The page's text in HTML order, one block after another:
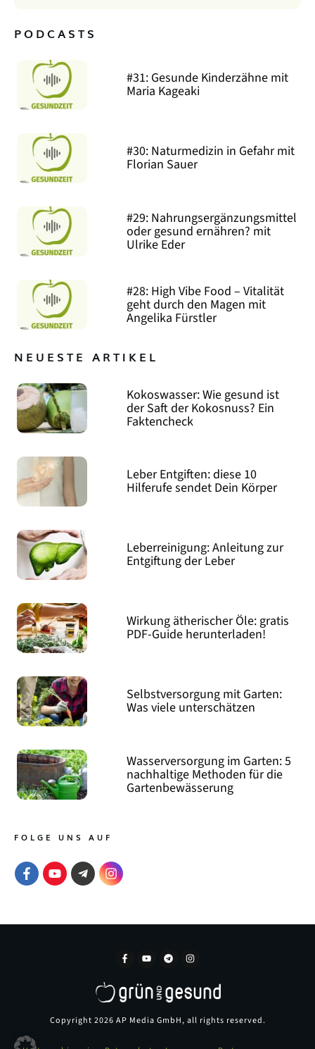
PODCASTS
#31: Gesunde Kinderzähne mit
Maria Kageaki
#30: Naturmedizin in Gefahr mit
Florian Sauer
#29: Nahrungsergänzungsmittel
oder gesund ernähren? mit
Ulrike Eder
#28: High Vibe Food – Vitalität
geht durch den Magen mit
Angelika Fürstler
NEUESTE ARTIKEL
Kokoswasser: Wie gesund ist
der Saft der Kokosnuss? Ein
Faktencheck
Leber Entgiften: diese 10
Hilferufe sendet Dein Körper
Leberreinigung: Anleitung zur
Entgiftung der Leber
Wirkung ätherischer Öle: gratis
PDF-Guide herunterladen!
Selbstversorgung mit Garten:
Was viele unterschätzen
Wasserversorgung im Garten: 5
nachhaltige Methoden für die
Gartenbewässerung
FOLGE UNS AUF
Copyright 2026 AP Media GmbH, all rights reserved.